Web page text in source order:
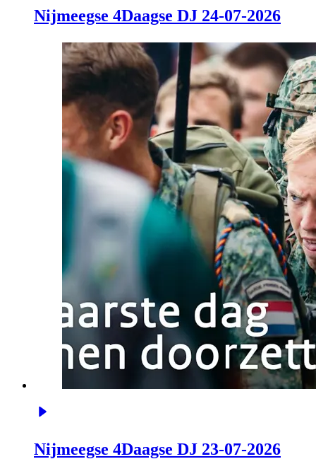
Nijmeegse 4Daagse DJ 24-07-2026
Nijmeegse 4Daagse DJ 23-07-2026